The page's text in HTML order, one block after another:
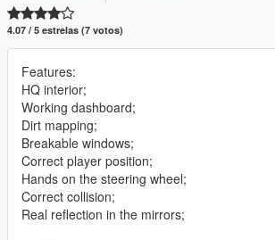
4.07 / 5 estrelas (7 votos)
Features:
HQ interior;
Working dashboard;
Dirt mapping;
Breakable windows;
Correct player position;
Hands on the steering wheel;
Correct collision;
Real reflection in the mirrors;